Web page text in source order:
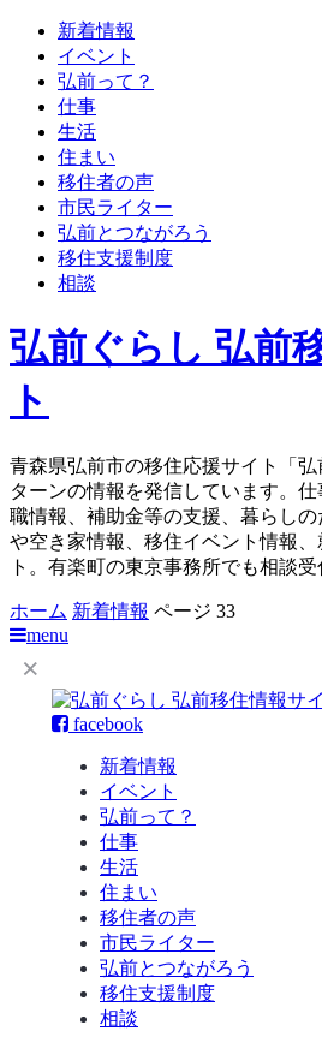
新着情報
イベント
弘前って？
仕事
生活
住まい
移住者の声
市民ライター
弘前とつながろう
移住支援制度
相談
弘前ぐらし 弘前
ト
青森県弘前市の移住応援サイト「
ターンの情報を発信しています。
職情報、補助金等の支援、暮らし
や空き家情報、移住イベント情報
ト。有楽町の東京事務所でも相談受
ホーム 新着情報 ページ 33
menu
facebook
新着情報
イベント
弘前って？
仕事
生活
住まい
移住者の声
市民ライター
弘前とつながろう
移住支援制度
相談